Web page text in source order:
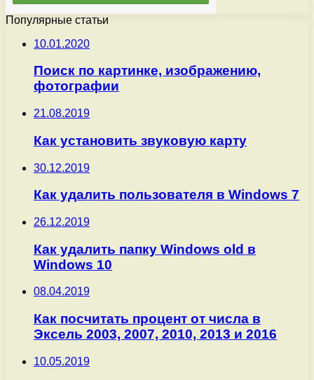
Популярные статьи
10.01.2020
Поиск по картинке, изображению,
фотографии
21.08.2019
Как установить звуковую карту
30.12.2019
Как удалить пользователя в Windows 7
26.12.2019
Как удалить папку Windows old в
Windows 10
08.04.2019
Как посчитать процент от числа в
Эксель 2003, 2007, 2010, 2013 и 2016
10.05.2019